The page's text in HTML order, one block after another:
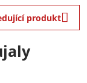
produkt